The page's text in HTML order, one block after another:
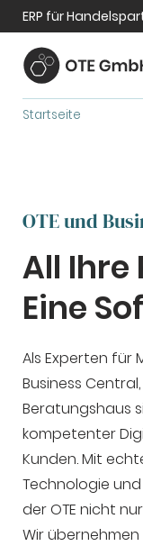
ERP für
Startseite
OTE und
All Ihre
Eine
Als Experten für
Business
Beratungshaus
kompetenter
Kunden. Mit
Technologie
der OTE nicht
Wir